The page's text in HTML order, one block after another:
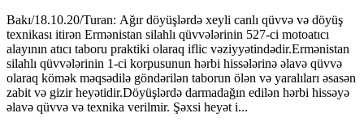
Bakı/18.10.20/Turan: Ağır döyüşlərdə xeyli canlı qüvvə və döyüş
texnikası itirən Ermənistan silahlı qüvvələrinin 527-ci motoatıcı
alayının atıcı taboru praktiki olaraq iflic vəziyyətindədir.Ermənistan
silahlı qüvvələrinin 1-ci korpusunun hərbi hissələrinə əlavə qüvvə
olaraq kömək məqsədilə göndərilən taborun ölən və yaralıları əsasən
zabit və gizir heyətidir.Döyüşlərdə darmadağın edilən hərbi hissəyə
əlavə qüvvə və texnika verilmir. Şəxsi heyət i...